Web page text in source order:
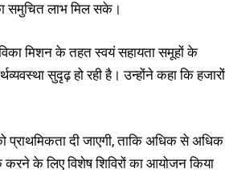
समुचित लाभ मिल सके।
मिशन के तहत स्वयं सहायता समूहों के
सुदृढ़ हो रही है। उन्होंने कहा कि हजारों
प्राथमिकता दी जाएगी, ताकि अधिक से अधिक
के लिए विशेष शिविरों का आयोजन किया